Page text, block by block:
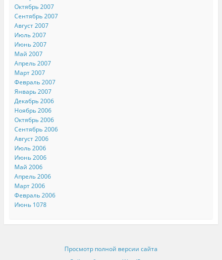
Октябрь 2007
Сентябрь 2007
Август 2007
Июль 2007
Июнь 2007
Май 2007
Апрель 2007
Март 2007
Февраль 2007
Январь 2007
Декабрь 2006
Ноябрь 2006
Октябрь 2006
Сентябрь 2006
Август 2006
Июль 2006
Июнь 2006
Май 2006
Апрель 2006
Март 2006
Февраль 2006
Июнь 1078
Просмотр полной версии сайта